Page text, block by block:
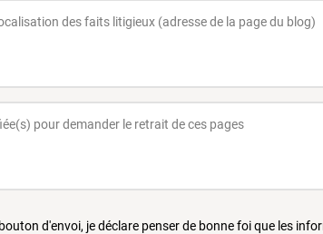
d'envoi, je déclare penser de bonne foi que les